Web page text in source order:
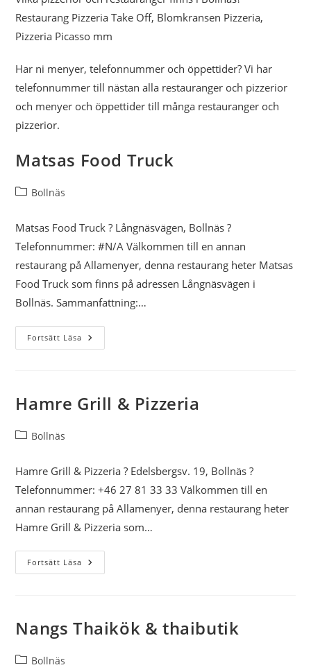
Restaurang Pizzeria Take Off, Blomkransen Pizzeria,
Pizzeria Picasso mm
Har ni menyer, telefonnummer och öppettider? Vi har
telefonnummer till nästan alla restauranger och pizzerior
och menyer och öppettider till många restauranger och
pizzerior.
Matsas Food Truck
Inläggskategori:
Bollnäs
Matsas Food Truck ? Långnäsvägen, Bollnäs ?
Telefonnummer: #N/A Välkommen till en annan
restaurang på Allamenyer, denna restaurang heter Matsas
Food Truck som finns på adressen Långnäsvägen i
Bollnäs. Sammanfattning:…
Fortsätt Läsa Matsas
Food
Hamre Grill & Pizzeria
Inläggskategori:
Bollnäs
Hamre Grill & Pizzeria ? Edelsbergsv. 19, Bollnäs ?
Telefonnummer: +46 27 81 33 33 Välkommen till en
annan restaurang på Allamenyer, denna restaurang heter
Hamre Grill & Pizzeria som…
Fortsätt Läsa Hamre
Grill
Nangs Thaikök & thaibutik
Inläggskategori:
Bollnäs